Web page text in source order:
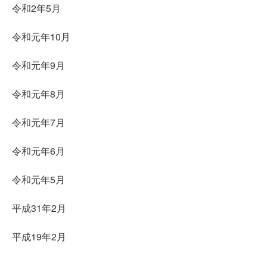
令和2年5月
令和元年10月
令和元年9月
令和元年8月
令和元年7月
令和元年6月
令和元年5月
平成31年2月
平成19年2月